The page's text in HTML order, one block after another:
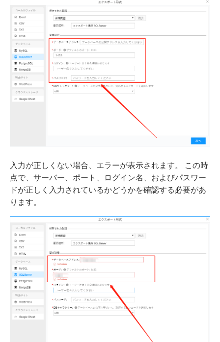
入力が正しくない場合、エラーが表示されます。 この時
点で、サーバー、ポート、ログイン名、およびパスワー
ドが正しく入力されているかどうかを確認する必要があ
ります。